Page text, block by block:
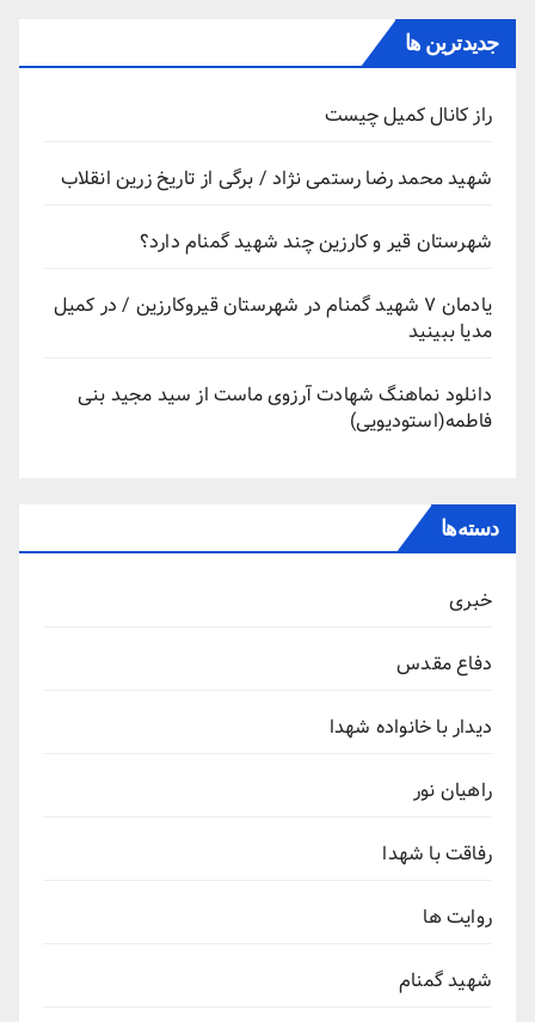
جدیدترین ها
راز کانال کمیل چیست
شهید محمد رضا رستمی نژاد / برگی از تاریخ زرین انقلاب
شهرستان قیر و کارزین چند شهید گمنام دارد؟
یادمان ۷ شهید گمنام در شهرستان قیروکارزین / در کمیل
مدیا ببینید
دانلود نماهنگ شهادت آرزوی ماست از سید مجید بنی
فاطمه(استودیویی)
دسته‌ها
خبری
دفاع مقدس
دیدار با خانواده شهدا
راهیان نور
رفاقت با شهدا
روایت ها
شهید گمنام